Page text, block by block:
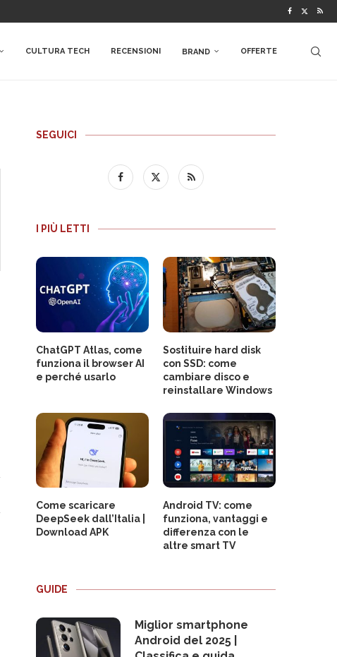
CULTURA TECH RECENSIONI BRAND OFFERTE
SEGUICI
I PIÙ LETTI
ChatGPT Atlas, come
funziona il browser AI
e perché usarlo
Sostituire hard disk
con SSD: come
cambiare disco e
reinstallare Windows
Come scaricare
DeepSeek dall’Italia |
Download APK
Android TV: come
funziona, vantaggi e
differenza con le
altre smart TV
GUIDE
Miglior smartphone
Android del 2025 |